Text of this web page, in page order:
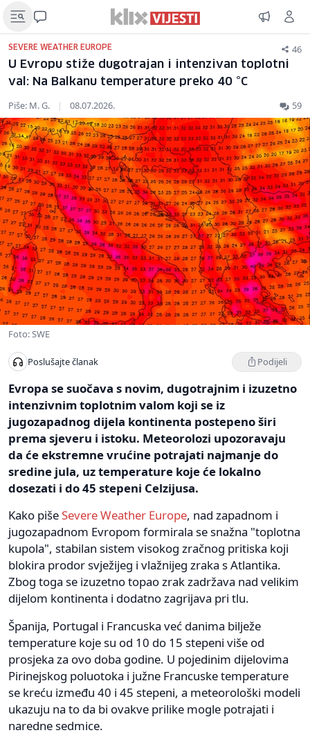
SEVERE WEATHER EUROPE 46
U Evropu stiže dugotrajan i intenzivan toplotni
val: Na Balkanu temperature preko 40 °C
Piše: M. G. | 08.07.2026. 59
Foto: SWE
Poslušajte članak Podijeli
Evropa se suočava s novim, dugotrajnim i izuzetno
intenzivnim toplotnim valom koji se iz
jugozapadnog dijela kontinenta postepeno širi
prema sjeveru i istoku. Meteorolozi upozoravaju
da će ekstremne vrućine potrajati najmanje do
sredine jula, uz temperature koje će lokalno
dosezati i do 45 stepeni Celzijusa.
Kako pišeSevere Weather Europe, nad zapadnom i
jugozapadnom Evropom formirala se snažna "toplotna
kupola", stabilan sistem visokog zračnog pritiska koji
blokira prodor svježijeg i vlažnijeg zraka s Atlantika.
Zbog toga se izuzetno topao zrak zadržava nad velikim
dijelom kontinenta i dodatno zagrijava pri tlu.
Španija, Portugal i Francuska već danima bilježe
temperature koje su od 10 do 15 stepeni više od
prosjeka za ovo doba godine. U pojedinim dijelovima
Pirinejskog poluotoka i južne Francuske temperature
se kreću između 40 i 45 stepeni, a meteorološki modeli
ukazuju na to da bi ovakve prilike mogle potrajati i
naredne sedmice.